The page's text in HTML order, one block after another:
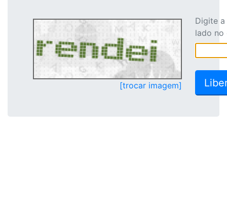
[trocar imagem]
Digite
lado no